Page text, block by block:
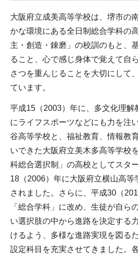
大阪府立成美高等学校は、堺市の
かな環境にある全日制総合学科の
主・創造・錬磨」の校訓のもと、
ること、心で感じ身体で覚えて自
さつを重んじることを大切にして
ています。
平成15（2003）年に、多文化理解
にライフスポーツなどにも力を注
谷高等学校と、福祉教育、情報教
いできた大阪府立美木多高等学校
科総合選択制」の高校としてスタ
18（2006）年に大阪府立横山高等
されました。さらに、平成30（
「総合学科」に改め、生徒が自ら
い選択肢の中から進路を決定する
けるよう、多様な進路実現を図る
設定科目を充実させてきました。